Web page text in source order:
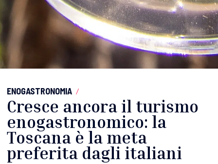
ENOGASTRONOMIA /
Cresce ancora il turismo
enogastronomico: la
Toscana è la meta
preferita dagli italiani